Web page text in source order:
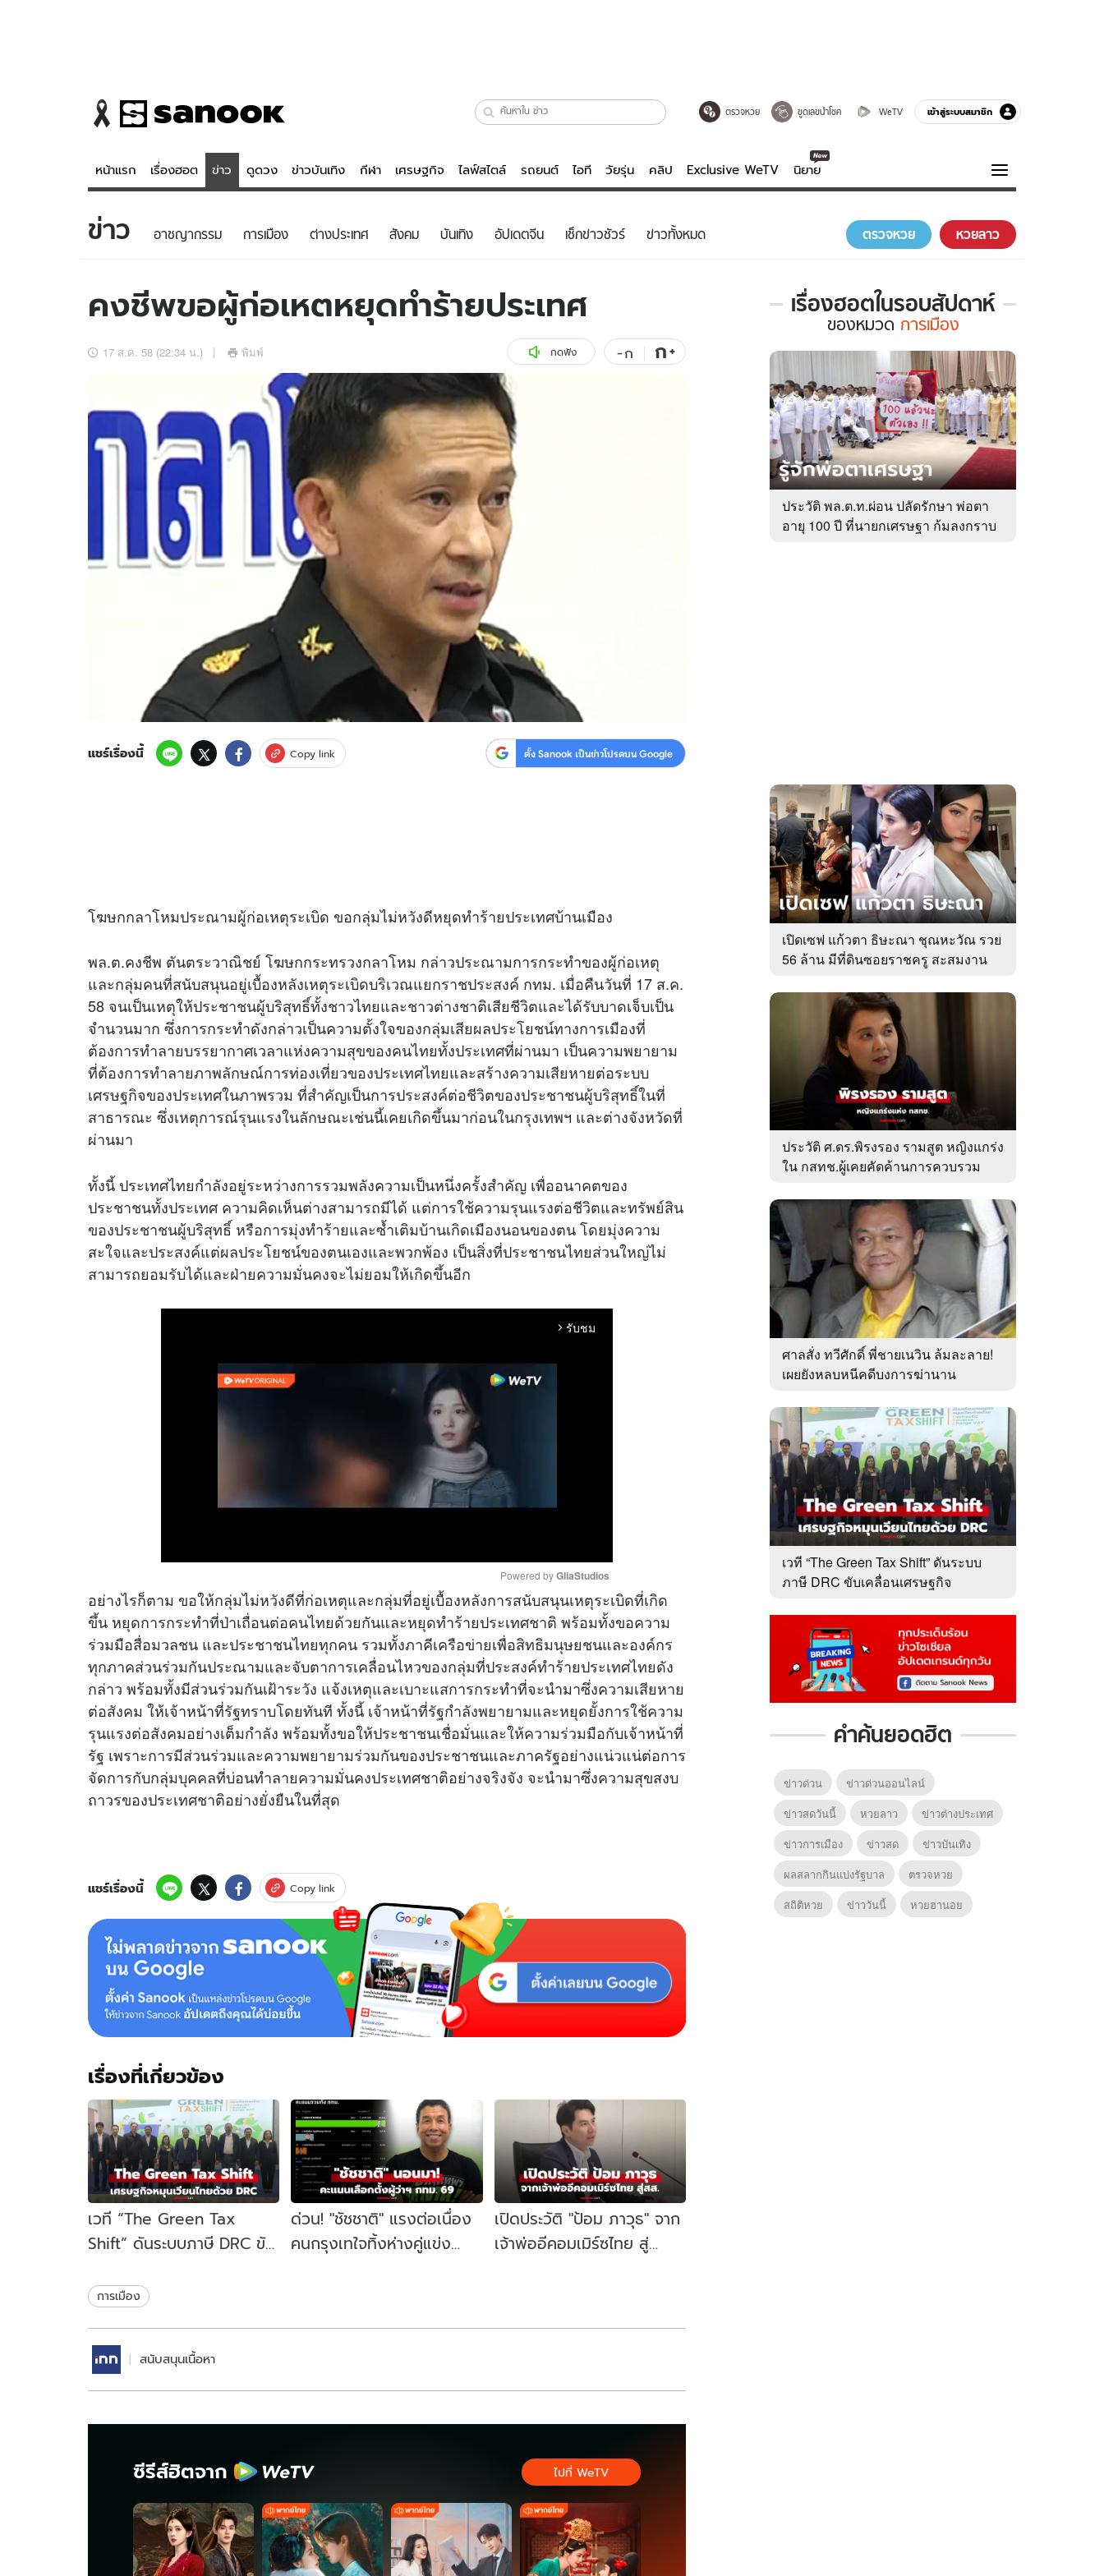
ตรวจหวย ขูดเลขนำโชค WeTV เข้าสู่ระบบสมาชิก
หน้าแรก เรื่องฮอต ข่าว ดูดวง ข่าวบันเทิง กีฬา เศรษฐกิจ ไลฟ์สไตล์ รถยนต์ ไอที วัยรุ่น คลิป Exclusive WeTV นิยาย
ข่าว
ข่าวบันเทิง
เช็กข่าวชัวร์
ดูดวง - ตรวจหวย
สถิติหวยไทย
ไลฟ์สไตล์
วัยรุ่น
รถยนต์
สุขภาพ
เที่ยว-กิน
Tasteful Thailand
Sanook Choice
บันเทิงครบรส
คลิป
พอดแคสต์
ความรู้รอบตัว
ฮาวทู
ดาวน์โหลดสนุกแอปฟรี ติดตามสนุกโซเชียลได้ที่
บริษัท อิมเมจ ฟิวเจอร์ (ประเทศไทย) จำกัด
ข่าว อาชญากรรม การเมือง ต่างประเทศ สังคม บันเทิง อัปเดตจีน เช็กข่าวชัวร์ ข่าวทั้งหมด ตรวจหวย หวยลาว
คงชีพขอผู้ก่อเหตหยุดทำร้ายประเทศ
17 ส.ค. 58 (22:34 น.) พิมพ์ กดฟัง -ก ก+
แชร์เรื่องนี้ Copy link ตั้ง Sanook เป็นข่าวโปรดบน Google
โฆษกกลาโหมประณามผู้ก่อเหตุระเบิด ขอกลุ่มไม่หวังดีหยุดทำร้ายประเทศบ้านเมือง
พล.ต.คงชีพ ตันตระวาณิชย์ โฆษกกระทรวงกลาโหม กล่าวประณามการกระทำของผู้ก่อเหตุ
และกลุ่มคนที่สนับสนุนอยู่เบื้องหลังเหตุระเบิดบริเวณแยกราชประสงค์ กทม. เมื่อคืนวันที่ 17 ส.ค.
58 จนเป็นเหตุให้ประชาชนผู้บริสุทธิ์ทั้งชาวไทยและชาวต่างชาติเสียชีวิตและได้รับบาดเจ็บเป็น
จำนวนมาก ซึ่งการกระทำดังกล่าวเป็นความตั้งใจของกลุ่มเสียผลประโยชน์ทางการเมืองที่
ต้องการทำลายบรรยากาศเวลาแห่งความสุขของคนไทยทั้งประเทศที่ผ่านมา เป็นความพยายาม
ที่ต้องการทำลายภาพลักษณ์การท่องเที่ยวของประเทศไทยและสร้างความเสียหายต่อระบบ
เศรษฐกิจของประเทศในภาพรวม ที่สำคัญเป็นการประสงค์ต่อชีวิตของประชาชนผู้บริสุทธิ์ในที่
สาธารณะ ซึ่งเหตุการณ์รุนแรงในลักษณะเช่นนี้เคยเกิดขึ้นมาก่อนในกรุงเทพฯ และต่างจังหวัดที่
ผ่านมา
ทั้งนี้ ประเทศไทยกำลังอยู่ระหว่างการรวมพลังความเป็นหนึ่งครั้งสำคัญ เพื่ออนาคตของ
ประชาชนทั้งประเทศ ความคิดเห็นต่างสามารถมีได้ แต่การใช้ความรุนแรงต่อชีวิตและทรัพย์สิน
ของประชาชนผู้บริสุทธิ์ หรือการมุ่งทำร้ายและซ้ำเติมบ้านเกิดเมืองนอนของตน โดยมุ่งความ
สะใจและประสงค์แต่ผลประโยชน์ของตนเองและพวกพ้อง เป็นสิ่งที่ประชาชนไทยส่วนใหญ่ไม่
สามารถยอมรับได้และฝ่ายความมั่นคงจะไม่ยอมให้เกิดขึ้นอีก
arrow_forward_ios รับชม
M
u
t
e
Powered by GliaStudios
อย่างไรก็ตาม ขอให้กลุ่มไม่หวังดีที่ก่อเหตุและกลุ่มที่อยู่เบื้องหลังการสนับสนุนเหตุระเบิดที่เกิด
ขึ้น หยุดการกระทำที่ป่าเถื่อนต่อคนไทยด้วยกันและหยุดทำร้ายประเทศชาติ พร้อมทั้งขอความ
ร่วมมือสื่อมวลชน และประชาชนไทยทุกคน รวมทั้งภาคีเครือข่ายเพื่อสิทธิมนุษยชนและองค์กร
ทุกภาคส่วนร่วมกันประณามและจับตาการเคลื่อนไหวของกลุ่มที่ประสงค์ทำร้ายประเทศไทยดัง
กล่าว พร้อมทั้งมีส่วนร่วมกันเฝ้าระวัง แจ้งเหตุและเบาะแสการกระทำที่จะนำมาซึ่งความเสียหาย
ต่อสังคม ให้เจ้าหน้าที่รัฐทราบโดยทันที ทั้งนี้ เจ้าหน้าที่รัฐกำลังพยายามและหยุดยั้งการใช้ความ
รุนแรงต่อสังคมอย่างเต็มกำลัง พร้อมทั้งขอให้ประชาชนเชื่อมั่นและให้ความร่วมมือกับเจ้าหน้าที่
รัฐ เพราะการมีส่วนร่วมและความพยายามร่วมกันของประชาชนและภาครัฐอย่างแน่วแน่ต่อการ
จัดการกับกลุ่มบุคคลที่บ่อนทำลายความมั่นคงประเทศชาติอย่างจริงจัง จะนำมาซึ่งความสุขสงบ
ถาวรของประเทศชาติอย่างยั่งยืนในที่สุด
แชร์เรื่องนี้ Copy link
เรื่องที่เกี่ยวข้อง
เวที “The Green Tax
Shift” ดันระบบภาษี DRC ขับ
ไทย
ด่วน! "ชัชชาติ" แรงต่อเนื่อง
คนกรุงเทใจทิ้งห่างคู่แข่ง
เปิดประวัติ "ป้อม ภาวุธ" จาก
เจ้าพ่ออีคอมเมิร์ซไทย สู่
การเมือง
สนับสนุนเนื้อหา
ซีรีส์ฮิตจาก ไปที่ WeTV
เรื่องฮอตในรอบสัปดาห์
เรื่อง
ใน
สัปดาห์
ของ
หมวด
การเมือง
ของหมวด การเมือง
ประวัติ พล.ต.ท.ผ่อน ปลัดรักษา พ่อตา
อายุ 100 ปี ที่นายกเศรษฐา ก้มลงกราบ
เปิดเซฟ แก้วตา ธิษะณา ชุณหะวัณ รวย
56 ล้าน มีที่ดินซอยราชครู สะสมงาน
ประวัติ ศ.ดร.พิรงรอง รามสูต หญิงแกร่ง
ใน กสทช.ผู้เคยคัดค้านการควบรวม
ศาลสั่ง ทวีศักดิ์ พี่ชายเนวิน ล้มละลาย!
เผยยังหลบหนีคดีบงการฆ่านาน
เวที “The Green Tax Shift” ดันระบบ
ภาษี DRC ขับเคลื่อนเศรษฐกิจ
คำค้นยอดฮิต
ข่าวด่วน
ข่าวด่วนออนไลน์
ข่าวสดวันนี้
หวยลาว
ข่าวต่างประเทศ
ข่าวการเมือง
ข่าวสด
ข่าวบันเทิง
ผลสลากกินแบ่งรัฐบาล
ตรวจหวย
สถิติหวย
ข่าววันนี้ หวยฮานอย